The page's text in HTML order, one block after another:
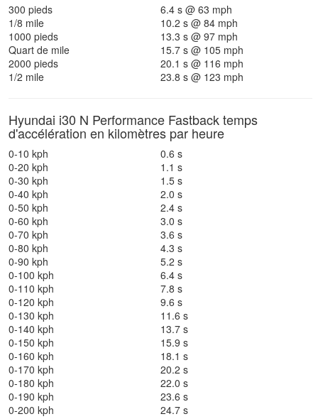
300 pieds
6.4 s @ 63 mph
1/8 mile
10.2 s @ 84 mph
1000 pieds
13.3 s @ 97 mph
Quart de mile
15.7 s @ 105 mph
2000 pieds
20.1 s @ 116 mph
1/2 mile
23.8 s @ 123 mph
Hyundai i30 N Performance Fastback temps
d'accélération en kilomètres par heure
0-10 kph
0.6 s
0-20 kph
1.1 s
0-30 kph
1.5 s
0-40 kph
2.0 s
0-50 kph
2.4 s
0-60 kph
3.0 s
0-70 kph
3.6 s
0-80 kph
4.3 s
0-90 kph
5.2 s
0-100 kph
6.4 s
0-110 kph
7.8 s
0-120 kph
9.6 s
0-130 kph
11.6 s
0-140 kph
13.7 s
0-150 kph
15.9 s
0-160 kph
18.1 s
0-170 kph
20.2 s
0-180 kph
22.0 s
0-190 kph
23.6 s
0-200 kph
24.7 s